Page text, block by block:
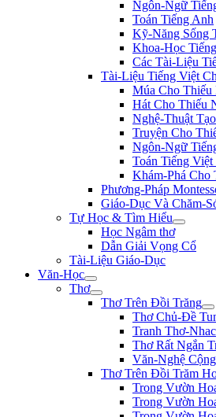
Ngôn-Ngữ
Toán Tiếng Anh
Kỹ-Năng Sống
Khoa-Học
Các Tài-Liệu
Tài-Liệu Tiếng Việt
Múa Cho Thiếu
Hát Cho Thiếu
Nghệ-Thuật
Truyện Cho
Ngôn-Ngữ
Toán Tiếng
Khám-Phá Cho
Phương-Pháp
Giáo-Dục Và Chăm-
Tự Học & Tìm Hiểu
Học Ngâm thơ
Dẫn Giải Vọng Cổ
Tài-Liệu Giáo-Dục
Văn-Học
Thơ
Thơ Trên Đồi Trăng
Thơ Chủ-Đề
Tranh Thơ-Nhac
Thơ Rất Ngắn
Văn-Nghệ
Thơ Trên Đồi Trăm
Trong Vườn
Trong Vườn